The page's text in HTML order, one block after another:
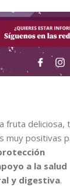
fruta deliciosa,
muy positivas
a la salud
y digestiva.